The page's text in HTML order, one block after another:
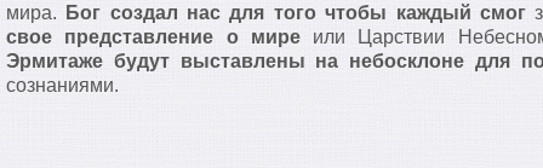
мира.
Бог создал нас для того чтобы каждый смог
свое представление о миреили Царствии
Эрмитаже будут выставлены на небосклоне для
сознаниями.